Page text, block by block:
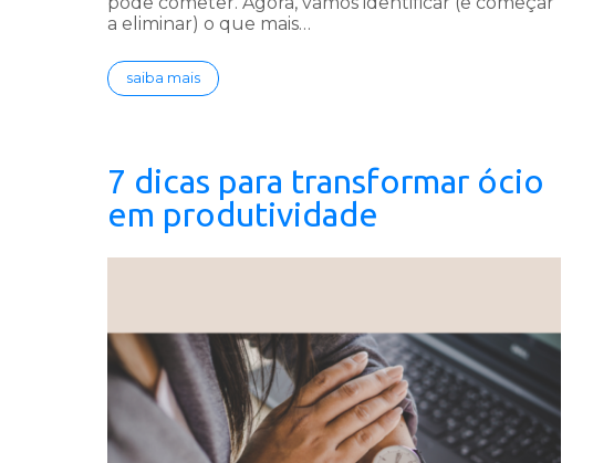
a eliminar) o que mais…
saiba mais
7 dicas para transformar ócio
em produtividade